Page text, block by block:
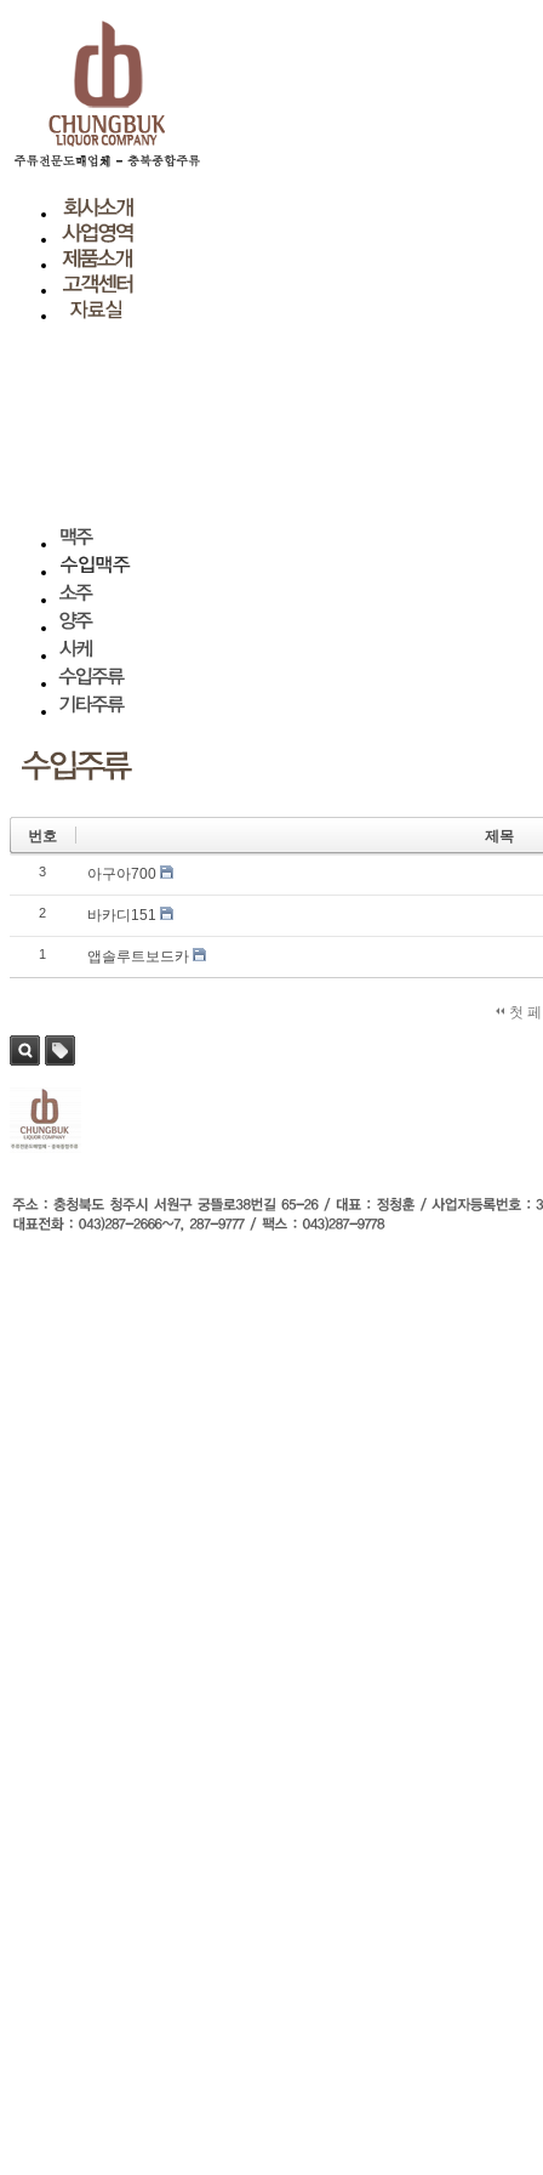
번호 제목
3 아구아700
2 바카디151
1 앱솔루트보드카
첫